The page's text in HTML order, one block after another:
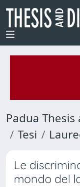
Padua
Tesi
Le
mondo del